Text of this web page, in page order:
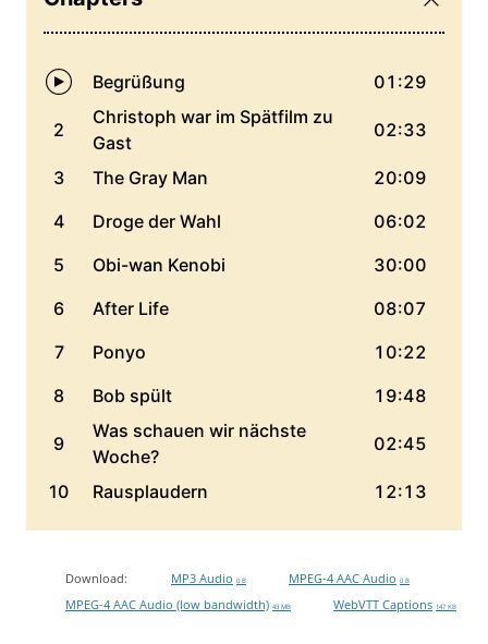
Download: MP3 Audio 0 B MPEG-4 AAC Audio 0 B
MPEG-4 AAC Audio (low bandwidth) 43 MB WebVTT Captions 147 KB